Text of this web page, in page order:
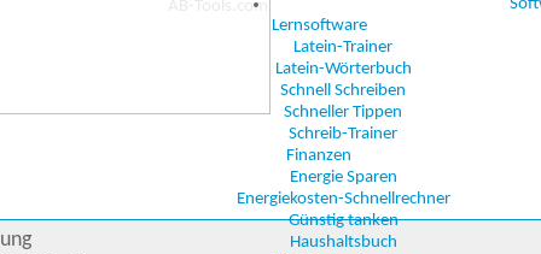
Lernsoftware
Latein-Trainer
Latein-Wörterbuch
Schnell Schreiben
Schneller Tippen
Schreib-Trainer
Finanzen
Energie Sparen
Energiekosten-Schnellrechner
Günstig tanken
Haushaltsbuch